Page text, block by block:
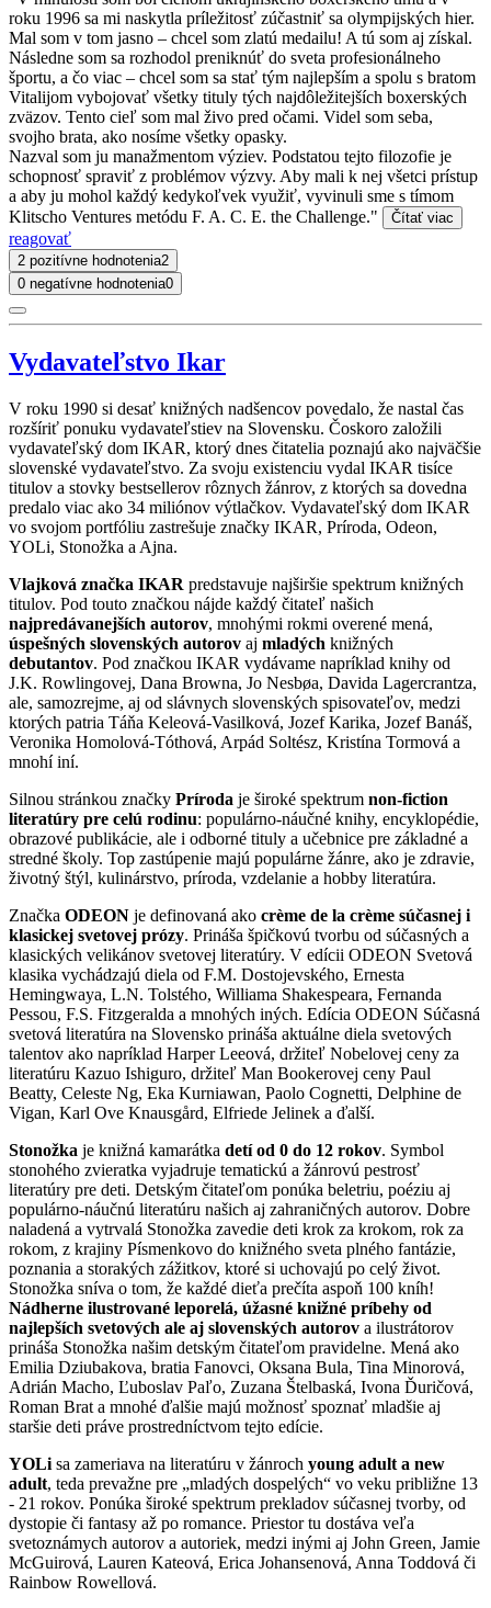
roku 1996 sa mi naskytla príležitosť zúčastniť sa olympijských hier.
Mal som v tom jasno – chcel som zlatú medailu! A tú som aj získal.
Následne som sa rozhodol preniknúť do sveta profesionálneho
športu, a čo viac – chcel som sa stať tým najlepším a spolu s bratom
Vitalijom vybojovať všetky tituly tých najdôležitejších boxerských
zväzov. Tento cieľ som mal živo pred očami. Videl som seba,
svojho brata, ako nosíme všetky opasky.
Nazval som ju manažmentom výziev. Podstatou tejto filozofie je
schopnosť spraviť z problémov výzvy. Aby mali k nej všetci prístup
a aby ju mohol každý kedykoľvek využiť, vyvinuli sme s tímom
Klitscho Ventures metódu F. A. C. E. the Challenge."
Čítať viac
reagovať
2 pozitívne hodnotenia2
0 negatívne hodnotenia0
Vydavateľstvo Ikar
V roku 1990 si desať knižných nadšencov povedalo, že nastal čas
rozšíriť ponuku vydavateľstiev na Slovensku. Čoskoro založili
vydavateľský dom IKAR, ktorý dnes čitatelia poznajú ako najväčšie
slovenské vydavateľstvo. Za svoju existenciu vydal IKAR tisíce
titulov a stovky bestsellerov rôznych žánrov, z ktorých sa dovedna
predalo viac ako 34 miliónov výtlačkov. Vydavateľský dom IKAR
vo svojom portfóliu zastrešuje značky IKAR, Príroda, Odeon,
YOLi, Stonožka a Ajna.
Vlajková značka IKAR predstavuje najširšie spektrum knižných
titulov. Pod touto značkou nájde každý čitateľ našich
najpredávanejších autorov, mnohými rokmi overené mená,
úspešných slovenských autorov aj mladých knižných
debutantov. Pod značkou IKAR vydávame napríklad knihy od
J.K. Rowlingovej, Dana Browna, Jo Nesbøa, Davida Lagercrantza,
ale, samozrejme, aj od slávnych slovenských spisovateľov, medzi
ktorých patria Táňa Keleová-Vasilková, Jozef Karika, Jozef Banáš,
Veronika Homolová-Tóthová, Arpád Soltész, Kristína Tormová a
mnohí iní.
Silnou stránkou značky Príroda je široké spektrum non-fiction
literatúry pre celú rodinu: populárno-náučné knihy, encyklopédie,
obrazové publikácie, ale i odborné tituly a učebnice pre základné a
stredné školy. Top zastúpenie majú populárne žánre, ako je zdravie,
životný štýl, kulinárstvo, príroda, vzdelanie a hobby literatúra.
Značka ODEON je definovaná ako crème de la crème súčasnej i
klasickej svetovej prózy. Prináša špičkovú tvorbu od súčasných a
klasických velikánov svetovej literatúry. V edícii ODEON Svetová
klasika vychádzajú diela od F.M. Dostojevského, Ernesta
Hemingwaya, L.N. Tolstého, Williama Shakespeara, Fernanda
Pessou, F.S. Fitzgeralda a mnohých iných. Edícia ODEON Súčasná
svetová literatúra na Slovensko prináša aktuálne diela svetových
talentov ako napríklad Harper Leeová, držiteľ Nobelovej ceny za
literatúru Kazuo Ishiguro, držiteľ Man Bookerovej ceny Paul
Beatty, Celeste Ng, Eka Kurniawan, Paolo Cognetti, Delphine de
Vigan, Karl Ove Knausgård, Elfriede Jelinek a ďalší.
Stonožka je knižná kamarátka detí od 0 do 12 rokov. Symbol
stonohého zvieratka vyjadruje tematickú a žánrovú pestrosť
literatúry pre deti. Detským čitateľom ponúka beletriu, poéziu aj
populárno-náučnú literatúru našich aj zahraničných autorov. Dobre
naladená a vytrvalá Stonožka zavedie deti krok za krokom, rok za
rokom, z krajiny Písmenkovo do knižného sveta plného fantázie,
poznania a storakých zážitkov, ktoré si uchovajú po celý život.
Stonožka sníva o tom, že každé dieťa prečíta aspoň 100 kníh!
Nádherne ilustrované leporelá, úžasné knižné príbehy od
najlepších svetových ale aj slovenských autorov a ilustrátorov
prináša Stonožka našim detským čitateľom pravidelne. Mená ako
Emilia Dziubakova, bratia Fanovci, Oksana Bula, Tina Minorová,
Adrián Macho, Ľuboslav Paľo, Zuzana Štelbaská, Ivona Ďuričová,
Roman Brat a mnohé ďalšie majú možnosť spoznať mladšie aj
staršie deti práve prostredníctvom tejto edície.
YOLi sa zameriava na literatúru v žánroch young adult a new
adult, teda prevažne pre „mladých dospelých“ vo veku približne 13
- 21 rokov. Ponúka široké spektrum prekladov súčasnej tvorby, od
dystopie či fantasy až po romance. Priestor tu dostáva veľa
svetoznámych autorov a autoriek, medzi inými aj John Green, Jamie
McGuirová, Lauren Kateová, Erica Johansenová, Anna Toddová či
Rainbow Rowellová.